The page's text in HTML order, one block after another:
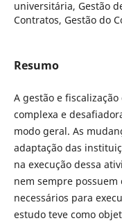
universitária, Gestão
Contratos, Gestão do
Resumo
A gestão e
complexa e
modo geral. As
adaptação das
na execução dessa
nem sempre
necessários para
estudo teve como